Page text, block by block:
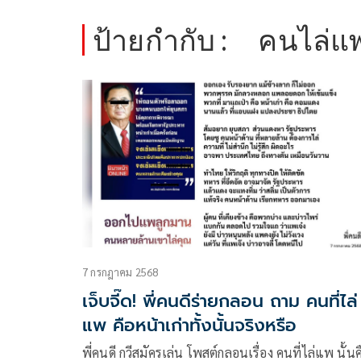
ป้ายกำกับ : คนไล่แ
7 กรกฎาคม 2568
เจ็บจี๊ด! พี่คนดีร่ายกลอน ถาม คนที่ไล่
แพ คือหน้าเก่าทั้งนั้นจริงหรือ
พี่คนดี กวีสมัครเล่น โพสต์กลอนเรื่อง คนที่ไล่แพ นั้น